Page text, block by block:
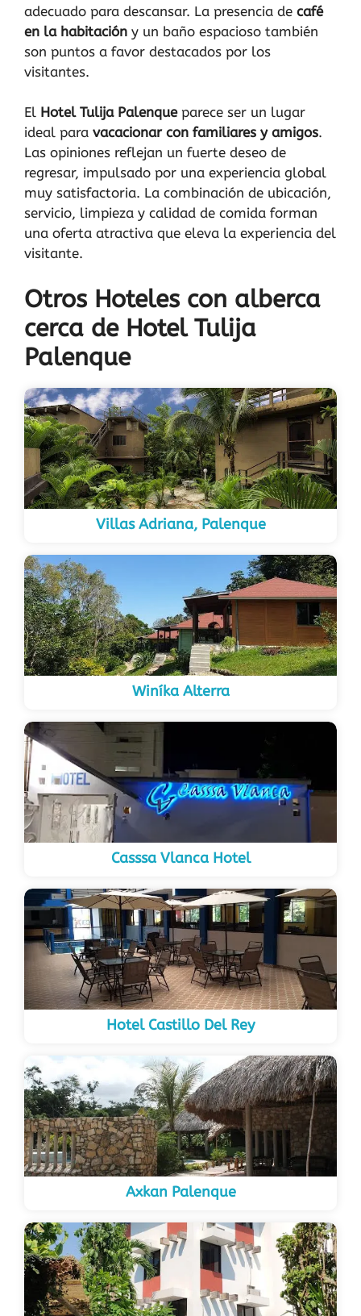
adecuado para descansar. La presencia de café
en la habitación y un baño espacioso también
son puntos a favor destacados por los
visitantes.
El Hotel Tulija Palenqueparece ser un lugar
ideal para vacacionar con familiares y amigos.
Las opiniones reflejan un fuerte deseo de
regresar, impulsado por una experiencia global
muy satisfactoria. La combinación de ubicación,
servicio, limpieza y calidad de comida forman
una oferta atractiva que eleva la experiencia del
visitante.
Otros Hoteles con alberca
cerca de Hotel Tulija
Palenque
Villas Adriana, Palenque
Winíka Alterra
Casssa Vlanca Hotel
Hotel Castillo Del Rey
Axkan Palenque